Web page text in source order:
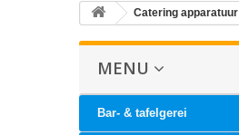
Catering apparatuur
MENU
Bar- & tafelgerei